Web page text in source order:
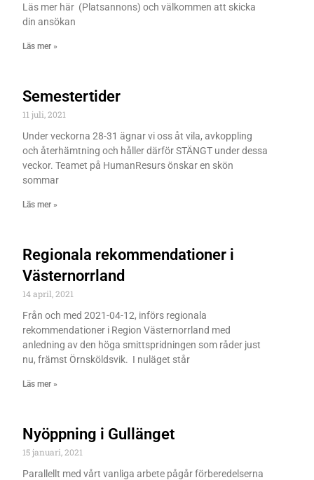
Läs mer här (Platsannons) och välkommen att skicka
din ansökan
Läs mer »
Semestertider
11 juli, 2021
Under veckorna 28-31 ägnar vi oss åt vila, avkoppling
och återhämtning och håller därför STÄNGT under dessa
veckor. Teamet på HumanResurs önskar en skön
sommar
Läs mer »
Regionala rekommendationer i
Västernorrland
14 april, 2021
Från och med 2021-04-12, införs regionala
rekommendationer i Region Västernorrland med
anledning av den höga smittspridningen som råder just
nu, främst Örnsköldsvik. I nuläget står
Läs mer »
Nyöppning i Gullänget
15 januari, 2021
Parallellt med vårt vanliga arbete pågår förberedelserna